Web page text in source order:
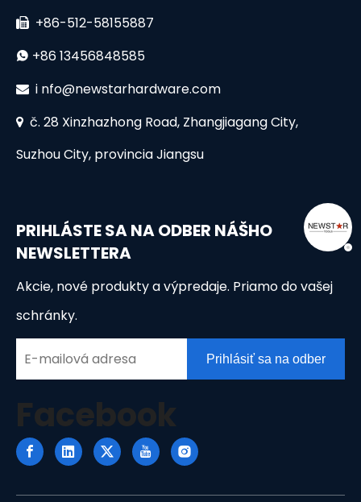
 +86-512-58155887
 +86 13456848585
 i nfo@newstarhardware.com
 č. 28 Xinzhazhong Road, Zhangjiagang City,
Suzhou City, provincia Jiangsu
PRIHLÁSTE SA NA ODBER NÁŠHO
NEWSLETTERA
Akcie, nové produkty a výpredaje. Priamo do vašej
schránky.
Prihlásiť sa na odber
Facebook